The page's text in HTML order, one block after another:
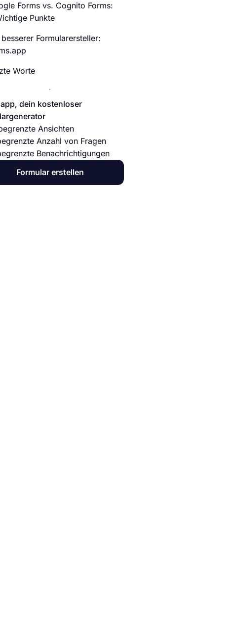
Forms vs. Cognito Forms:
Punkte
besserer Formularersteller:
Worte
dein kostenloser
Ansichten
Anzahl von Fragen
Benachrichtigungen
Formular erstellen